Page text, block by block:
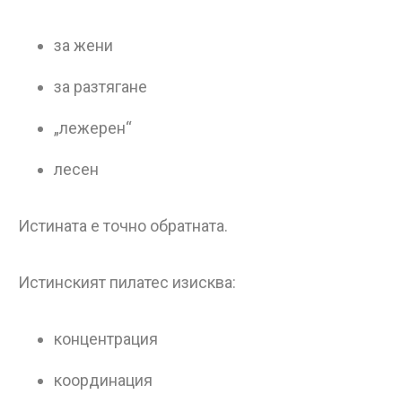
за жени
за разтягане
„лежерен“
лесен
Истината е точно обратната.
Истинският пилатес изисква:
концентрация
координация